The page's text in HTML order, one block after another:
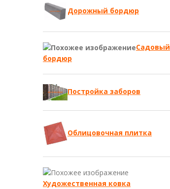
Дорожный бордюр
Садовый
бордюр
Постройка заборов
Облицовочная плитка
Художественная ковка